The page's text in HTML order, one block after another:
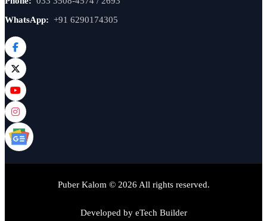
WhatsApp: +91 6290174305
Puber Kalom © 2026 All rights reserved.
Developed by eTech Builder